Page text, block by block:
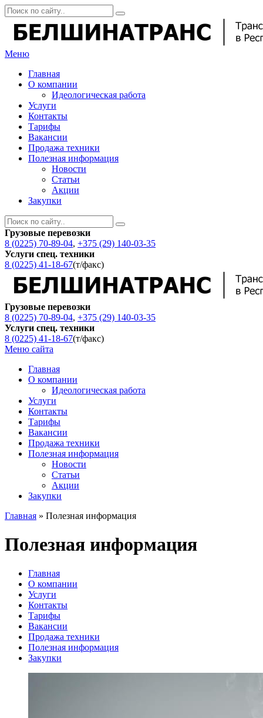
Меню
Главная
О компании
Идеологическая работа
Услуги
Контакты
Тарифы
Вакансии
Продажа техники
Полезная информация
Новости
Статьи
Акции
Закупки
Грузовые перевозки
8 (0225) 70-89-04, +375 (29) 140-03-35
Услуги спец. техники
8 (0225) 41-18-67(т/факс)
Грузовые перевозки
8 (0225) 70-89-04, +375 (29) 140-03-35
Услуги спец. техники
8 (0225) 41-18-67(т/факс)
Меню сайта
Главная
О компании
Идеологическая работа
Услуги
Контакты
Тарифы
Вакансии
Продажа техники
Полезная информация
Новости
Статьи
Акции
Закупки
Главная » Полезная информация
Полезная информация
Главная
О компании
Услуги
Контакты
Тарифы
Вакансии
Продажа техники
Полезная информация
Закупки